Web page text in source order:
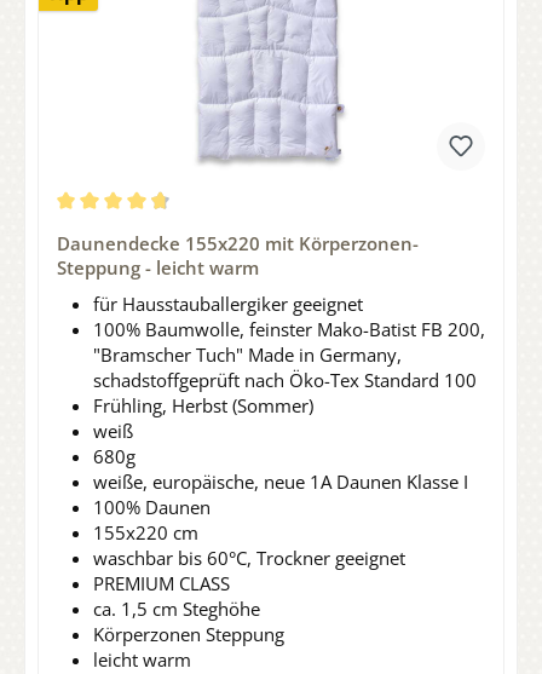
Daunendecke 155x220 mit Körperzonen-
Steppung - leicht warm
für Hausstauballergiker geeignet
100% Baumwolle, feinster Mako-Batist FB 200,
"Bramscher Tuch" Made in Germany,
schadstoffgeprüft nach Öko-Tex Standard 100
Frühling, Herbst (Sommer)
weiß
680g
weiße, europäische, neue 1A Daunen Klasse I
100% Daunen
155x220 cm
waschbar bis 60°C, Trockner geeignet
PREMIUM CLASS
ca. 1,5 cm Steghöhe
Körperzonen Steppung
leicht warm